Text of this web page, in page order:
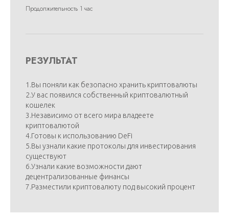
Продолжительность 1 час
РЕЗУЛЬТАТ
1.Вы поняли как безопасно хранить криптовалюты
2.У вас появился собственный криптовалютный
кошелек
3.Независимо от всего мира владеете
криптовалютой
4.Готовы к использованию DeFi
5.Вы узнали какие протоколы для инвестирования
существуют
6.Узнали какие возможности дают
децентрализованные финансы
7.Разместили криптовалюту под высокий процент